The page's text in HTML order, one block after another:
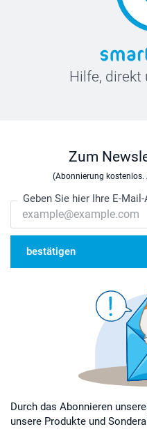
Hilfe, direkt
Zum
(Abonnierung
Geben Sie hier Ihre E-
bestätigen
Durch das Abonnieren
unsere Produkte und